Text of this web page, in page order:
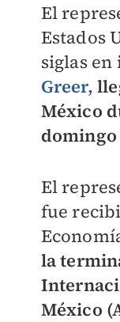
El
Estados
siglas en
Greer,
México
El
fue
la
México